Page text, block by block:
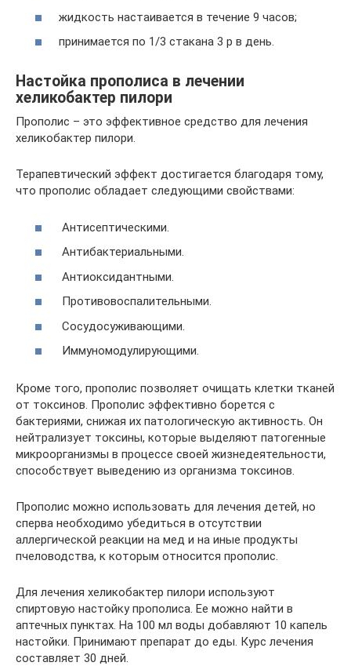
жидкость настаивается в течение 9 часов;
принимается по 1/3 стакана 3 р в день.
Настойка прополиса в лечении
хеликобактер пилори
Прополис – это эффективное средство для лечения
хеликобактер пилори.
Терапевтический эффект достигается благодаря тому,
что прополис обладает следующими свойствами:
Антисептическими.
Антибактериальными.
Антиоксидантными.
Противовоспалительными.
Сосудосуживающими.
Иммуномодулирующими.
Кроме того, прополис позволяет очищать клетки тканей
от токсинов. Прополис эффективно борется с
бактериями, снижая их патологическую активность. Он
нейтрализует токсины, которые выделяют патогенные
микроорганизмы в процессе своей жизнедеятельности,
способствует выведению из организма токсинов.
Прополис можно использовать для лечения детей, но
сперва необходимо убедиться в отсутствии
аллергической реакции на мед и на иные продукты
пчеловодства, к которым относится прополис.
Для лечения хеликобактер пилори используют
спиртовую настойку прополиса. Ее можно найти в
аптечных пунктах. На 100 мл воды добавляют 10 капель
настойки. Принимают препарат до еды. Курс лечения
составляет 30 дней.